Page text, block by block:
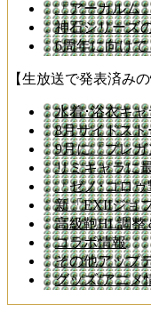
「アーカルム
神石シリーズ
6周年に向け
【生放送で発表済みの
水着･浴衣キ
8月サイドス
9月に「プレ
リミキャラに
「ゼノ･コロ
新「EXIIジョ
高級鞄HL調整
コラボ情報
その他アップ
グッズ/アニメ